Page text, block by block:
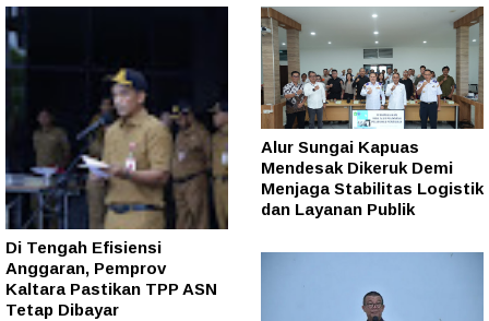
Di Tengah Efisiensi
Anggaran, Pemprov
Kaltara Pastikan TPP ASN
Tetap Dibayar
Alur Sungai Kapuas
Mendesak Dikeruk Demi
Menjaga Stabilitas Logistik
dan Layanan Publik